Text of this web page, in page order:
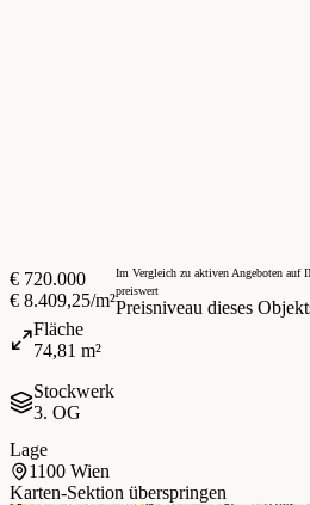
€ 720.000
€ 8.409,25/m²
Im Vergleich zu aktiven Angeboten auf
preiswert
Preisniveau dieses
Fläche
74,81 m²
Stockwerk
3. OG
Lage
1100 Wien
Karten-Sektion überspringen